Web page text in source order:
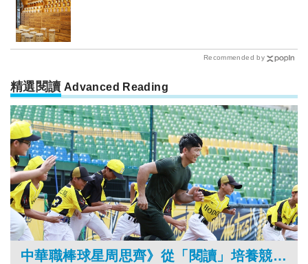
Recommended by
精選閱讀 Advanced Reading
中華職棒球星周思齊》從「閱讀」培養競爭力，體會棒球哲學